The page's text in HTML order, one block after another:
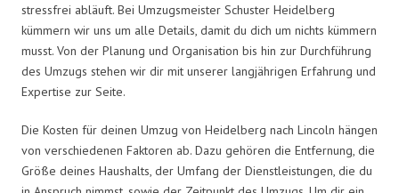
stressfrei abläuft. Bei Umzugsmeister Schuster Heidelberg
kümmern wir uns um alle Details, damit du dich um nichts kümmern
musst. Von der Planung und Organisation bis hin zur Durchführung
des Umzugs stehen wir dir mit unserer langjährigen Erfahrung und
Expertise zur Seite.
Die Kosten für deinen Umzug von Heidelberg nach Lincoln hängen
von verschiedenen Faktoren ab. Dazu gehören die Entfernung, die
Größe deines Haushalts, der Umfang der Dienstleistungen, die du